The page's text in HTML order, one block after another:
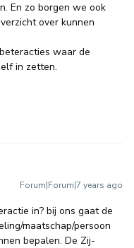
En zo borgen we ook
over kunnen
waar de
in zetten.
Forum|Forum|7 years ago
in? bij ons gaat de
maatschap/persoon
bepalen. De Zij-